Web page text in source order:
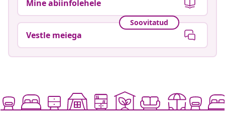
Mine abiinfolehele
Soovitatud
Vestle meiega